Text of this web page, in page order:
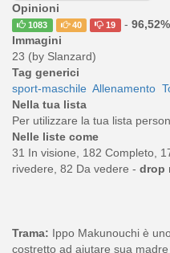
Opinioni
1083 40 19 - 96,52%
Immagini
23 (by Slanzard)
Tag generici
sport-maschile Allenamento
Nella tua lista
Per utilizzare la tua lista
Nelle liste come
31 In visione, 182 Completo,
rivedere, 82 Da vedere - drop
Trama: Ippo Makunouchi è
costretto ad aiutare sua